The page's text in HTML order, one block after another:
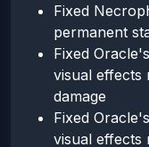
Fixed
permanent
Fixed
visual effects
damage
Fixed
visual effects